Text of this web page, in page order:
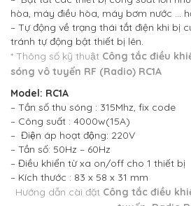
hòa, máy điều hòa, máy bơm nước …
– Tự động về trạng thái tắt điện khi bị
tránh tự động bật thiết bị lên.
* Thông số kỹ thuật Công tắc điều
sóng vô tuyến RF (Radio) RC1A
Model: RC1A
– Tần số thu sóng : 315Mhz, fix code
– Công suất : 4000w(15A)
– Điện áp hoạt động: 220V
– Tần số: 50Hz – 60Hz
– Điều khiển từ xa on/off cho 1 thiết bị
– Kích thước : 83 x 58 x 31 mm
Hướng dẫn cài đặt Công tắc điều